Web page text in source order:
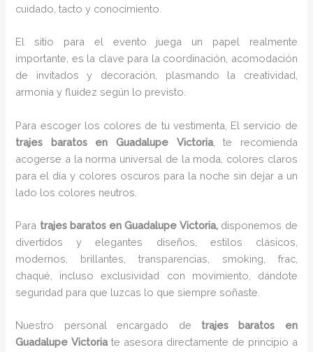
cuidado, tacto y conocimiento.
El sitio para el evento juega un papel realmente
importante, es la clave para la coordinación, acomodación
de invitados y decoración, plasmando la creatividad,
armonía y fluidez según lo previsto.
Para escoger los colores de tu vestimenta, El servicio de
trajes baratos en Guadalupe Victoria, te recomienda
acogerse a la norma universal de la moda, colores claros
para el día y colores oscuros para la noche sin dejar a un
lado los colores neutros.
Para trajes baratosen Guadalupe Victoria, disponemos de
divertidos y elegantes diseños, estilos clásicos,
modernos, brillantes, transparencias, smoking, frac,
chaqué, incluso exclusividad con movimiento, dándote
seguridad para que luzcas lo que siempre soñaste.
Nuestro personal encargado de trajes baratos en
Guadalupe Victoriate asesora directamente de principio a